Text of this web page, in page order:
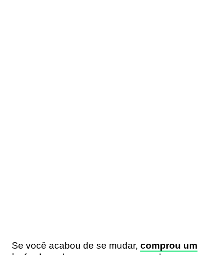
Se você acabou de se mudar, comprou um